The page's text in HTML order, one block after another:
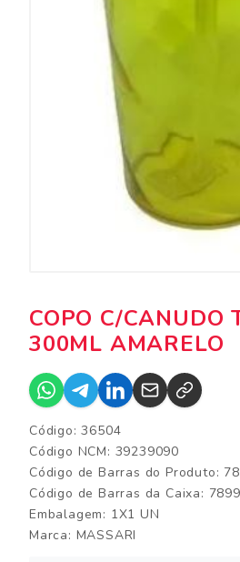
COPO C/CANUDO
300ML AMARELO
Código: 36504
Código NCM: 39239090
Código de Barras do Produto:
Código de Barras da Caixa:
Embalagem: 1X1 UN
Marca: MASSARI